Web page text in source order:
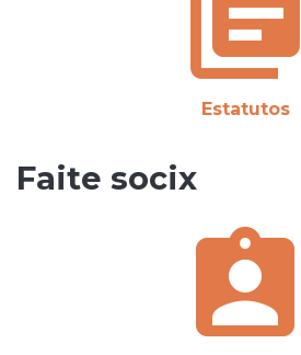
Estatutos
Faite socix
assignment_ind